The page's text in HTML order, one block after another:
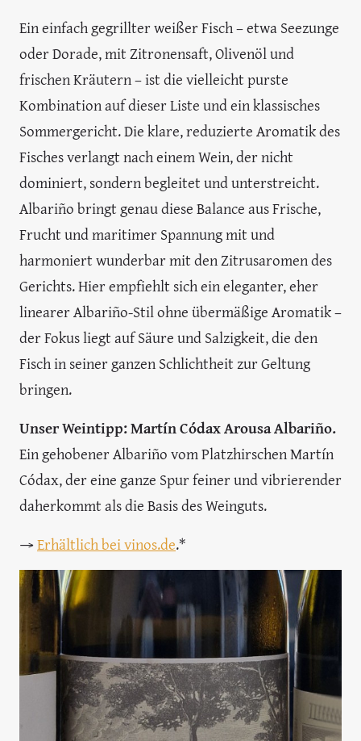
Ein einfach gegrillter weißer Fisch – etwa Seezunge
oder Dorade, mit Zitronensaft, Olivenöl und
frischen Kräutern – ist die vielleicht purste
Kombination auf dieser Liste und ein klassisches
Sommergericht. Die klare, reduzierte Aromatik des
Fisches verlangt nach einem Wein, der nicht
dominiert, sondern begleitet und unterstreicht.
Albariño bringt genau diese Balance aus Frische,
Frucht und maritimer Spannung mit und
harmoniert wunderbar mit den Zitrusaromen des
Gerichts. Hier empfiehlt sich ein eleganter, eher
linearer Albariño-Stil ohne übermäßige Aromatik –
der Fokus liegt auf Säure und Salzigkeit, die den
Fisch in seiner ganzen Schlichtheit zur Geltung
bringen.
Unser Weintipp: Martín Códax Arousa Albariño.
Ein gehobener Albariño vom Platzhirschen Martín
Códax, der eine ganze Spur feiner und vibrierender
daherkommt als die Basis des Weinguts.
→Erhältlich bei vinos.de.*